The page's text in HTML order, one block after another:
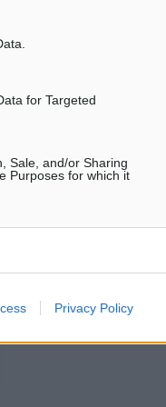
for Targeted
Sale, and/or Sharing
Purposes for which it
Privacy Policy